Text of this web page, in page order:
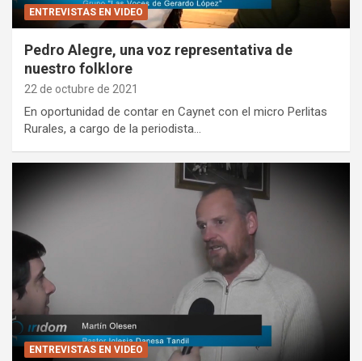
ENTREVISTAS EN VIDEO
Pedro Alegre, una voz representativa de
nuestro folklore
22 de octubre de 2021
En oportunidad de contar en Caynet con el micro Perlitas
Rurales, a cargo de la periodista…
ENTREVISTAS EN VIDEO